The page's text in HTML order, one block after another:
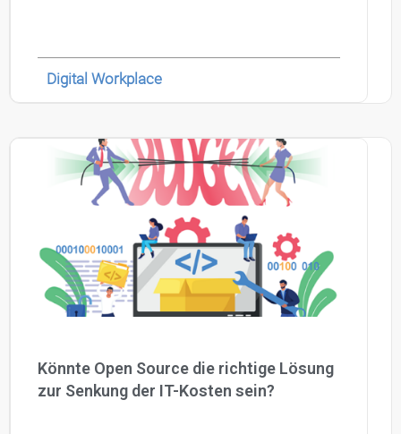
Digital Workplace
Könnte Open Source die richtige Lösung
zur Senkung der IT-Kosten sein?